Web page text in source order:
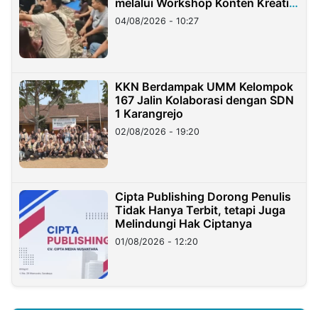
melalui Workshop Konten Kreatif
di Taiwan
04/08/2026 - 10:27
KKN Berdampak UMM Kelompok
167 Jalin Kolaborasi dengan SDN
1 Karangrejo
02/08/2026 - 19:20
Cipta Publishing Dorong Penulis
Tidak Hanya Terbit, tetapi Juga
Melindungi Hak Ciptanya
01/08/2026 - 12:20